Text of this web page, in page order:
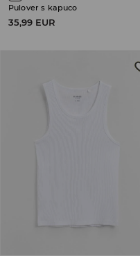
Pulover s kapuco
35,99 EUR